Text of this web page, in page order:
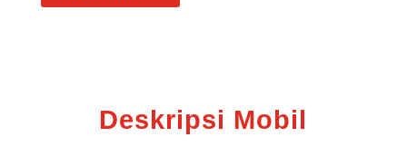
Deskripsi Mobil